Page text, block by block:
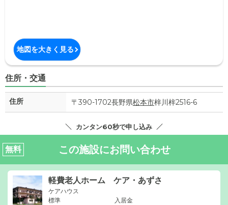
地図を大きく見る
住所・交通
住所 〒390-1702長野県松本市梓川梓2516-6
カンタン60秒で申し込み
無料 この施設にお問い合わせ
軽費老人ホーム ケア・あずさ
ケアハウス
標準
入居金